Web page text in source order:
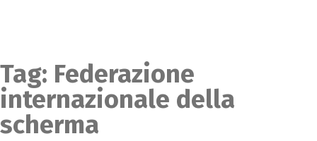
Tag: Federazione
internazionale della
scherma